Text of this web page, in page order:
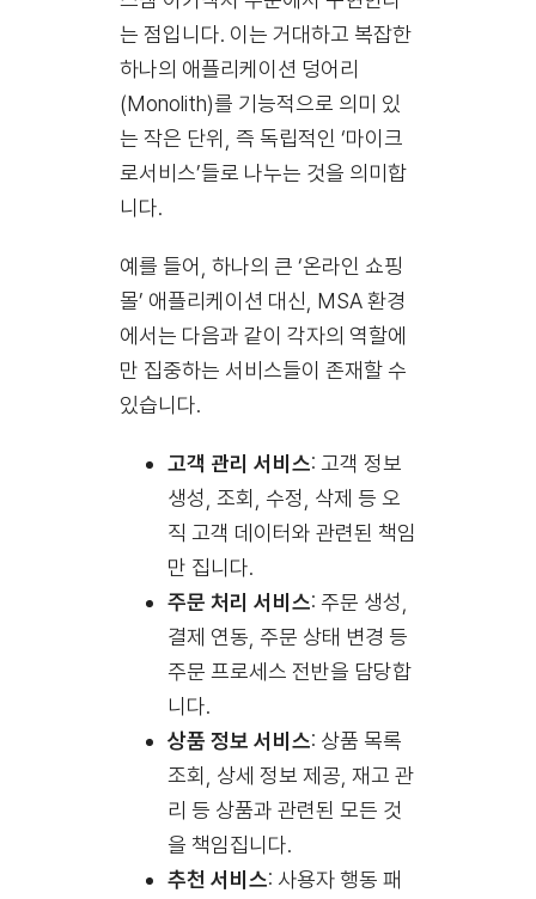
는 점입니다. 이는 거대하고 복잡한
하나의 애플리케이션 덩어리
(Monolith)를 기능적으로 의미 있
는 작은 단위, 즉 독립적인 ‘마이크
로서비스’들로 나누는 것을 의미합
니다.
예를 들어, 하나의 큰 ‘온라인 쇼핑
몰’ 애플리케이션 대신, MSA 환경
에서는 다음과 같이 각자의 역할에
만 집중하는 서비스들이 존재할 수
있습니다.
고객 관리 서비스: 고객 정보
생성, 조회, 수정, 삭제 등 오
직 고객 데이터와 관련된 책임
만 집니다.
주문 처리 서비스: 주문 생성,
결제 연동, 주문 상태 변경 등
주문 프로세스 전반을 담당합
니다.
상품 정보 서비스: 상품 목록
조회, 상세 정보 제공, 재고 관
리 등 상품과 관련된 모든 것
을 책임집니다.
추천 서비스: 사용자 행동 패